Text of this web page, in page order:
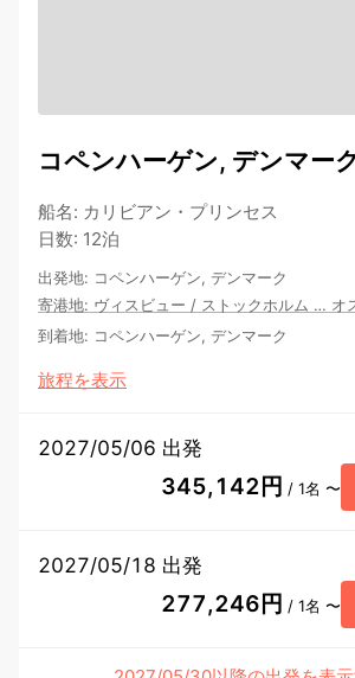
コペンハーゲン, デンマー
船名: カリビアン・プリンセス
日数: 12泊
出発地: コペンハーゲン, デンマーク
寄港地: ヴィスビュー / ストックホルム … オ
到着地: コペンハーゲン, デンマーク
旅程を表示
2027/05/06 出発
345,142円 / 1名 〜
2027/05/18 出発
277,246円 / 1名 〜